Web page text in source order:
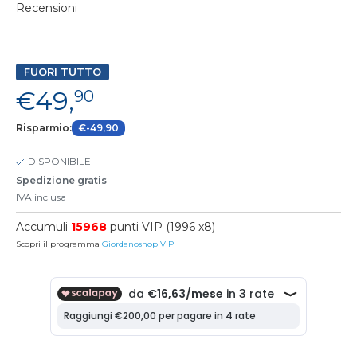
Recensioni
FUORI TUTTO
€49,90
Risparmio: €-49,90
DISPONIBILE
Spedizione gratis
IVA inclusa
Accumuli 15968 punti VIP (1996 x8)
Scopri il programma Giordanoshop VIP